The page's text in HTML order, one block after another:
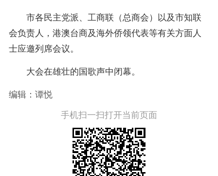
市各民主党派、工商联（总商会）以及市知联
会负责人，港澳台商及海外侨领代表等有关方面人
士应邀列席会议。
大会在雄壮的国歌声中闭幕。
编辑：谭悦
手机扫一扫打开当前页面